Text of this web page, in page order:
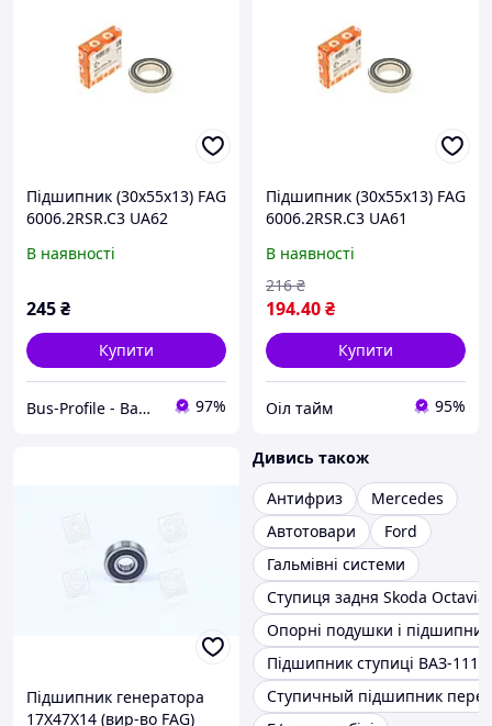
Підшипник (30x55x13) FAG
6006.2RSR.C3 UA62
В наявності
245₴
Купити
Bus-Profile - Ваш інтернет-магазин автозапчастин 97%
Підшипник (30x55x13) FAG
6006.2RSR.C3 UA61
В наявності
194.40₴
216 ₴
Купити
Оіл тайм 95%
Підшипник генератора
17X47X14 (вир-во FAG)
Дивись також
Антифриз
Mercedes
Автотовари
Ford
Гальмівні системи
Ступиця задня Skoda Octavia
Опорні подушки і
Підшипник ступиці ВАЗ-1118
Ступичный підшипник